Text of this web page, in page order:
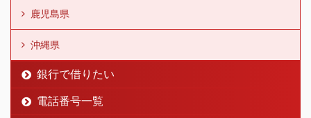
鹿児島県
沖縄県
銀行で借りたい
電話番号一覧